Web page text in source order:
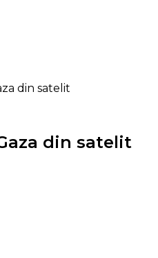
din satelit
din satelit